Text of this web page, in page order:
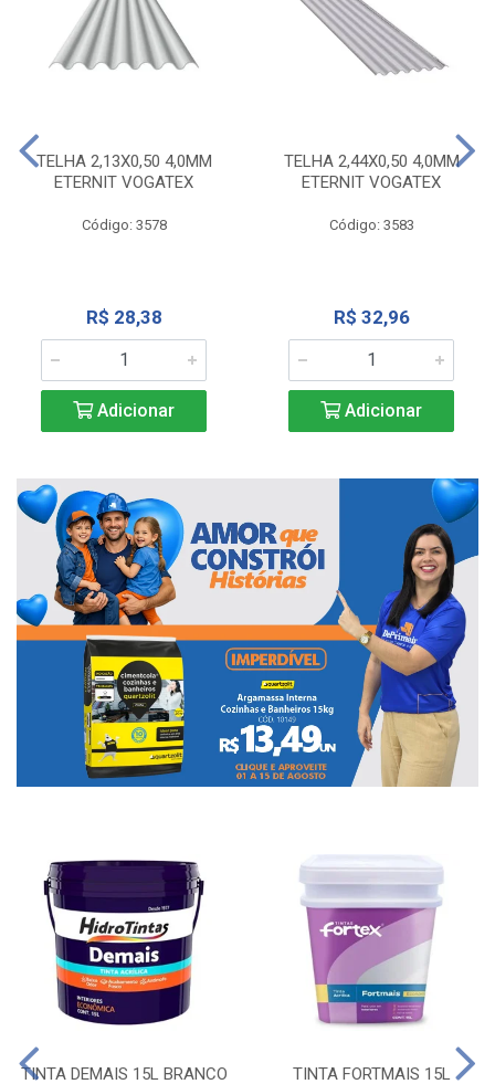
TELHA 2,13X0,50 4,0MM
ETERNIT VOGATEX
Código: 3578
R$ 28,38
Adicionar
TELHA 2,44X0,50 4,0MM
ETERNIT VOGATEX
Código: 3583
R$ 32,96
Adicionar
TINTA DEMAIS 15L BRANCO TINTA FORTMAIS 15L